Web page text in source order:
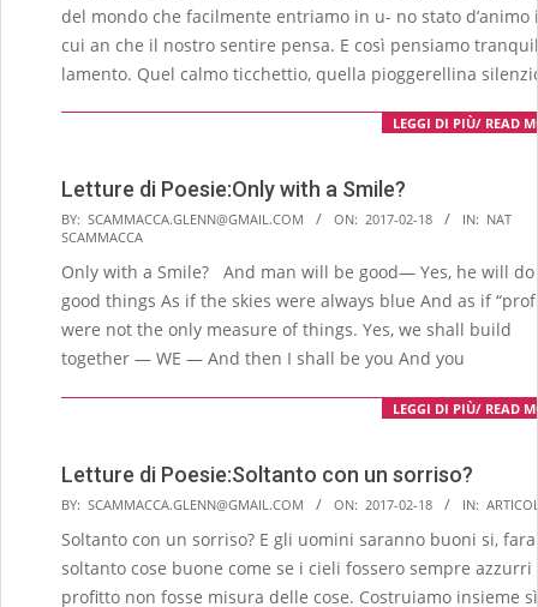
del mondo che facilmente entriamo in u- no stato d’animo
cui an che il nostro sentire pensa. E così pensiamo
lamento. Quel calmo ticchettio, quella pioggerellina
LEGGI DI PIÙ/ READ
Letture di Poesie:Only with a Smile?
2017-
02-
18
BY: SCAMMACCA.GLENN@GMAIL.COM ON: 2017-02-18 IN: NAT
SCAMMACCA
Only with a Smile? And man will be good— Yes, he will do
good things As if the skies were always blue And as if
were not the only measure of things. Yes, we shall build
together — WE — And then I shall be you And you
LEGGI DI PIÙ/ READ
Letture di Poesie:Soltanto con un sorriso?
2017-
02-
18
BY: SCAMMACCA.GLENN@GMAIL.COM ON: 2017-02-18 IN:
Soltanto con un sorriso? E gli uomini saranno buoni si,
soltanto cose buone come se i cieli fossero sempre azzurri
profitto non fosse misura delle cose. Costruiamo insieme